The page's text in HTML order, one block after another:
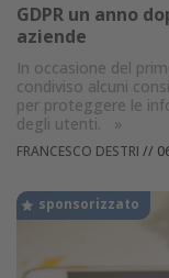
GDPR un anno
aziende
In occasione del
condiviso alcuni
per proteggere le
degli utenti.
»
FRANCESCO DESTRI //